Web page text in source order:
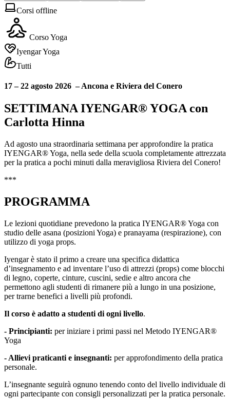
Corsi offline
Corso Yoga
Iyengar Yoga
Tutti
17 – 22 agosto 2026 – Ancona e Riviera del Conero
SETTIMANA IYENGAR® YOGA con
Carlotta Hinna
Ad agosto una straordinaria settimana per approfondire la pratica
IYENGAR® Yoga, nella sede della scuola completamente attrezzata
per la pratica a pochi minuti dalla meravigliosa Riviera del Conero!
***
PROGRAMMA
Le lezioni quotidiane prevedono la pratica IYENGAR® Yoga con
studio delle asana (posizioni Yoga) e pranayama (respirazione), con
utilizzo di yoga props.
Iyengar è stato il primo a creare una specifica didattica
d’insegnamento e ad inventare l’uso di attrezzi (props) come blocchi
di legno, coperte, cinture, cuscini, sedie e altro ancora che
permettono agli studenti di rimanere più a lungo in una posizione,
per trarne benefici a livelli più profondi.
Il corso è adatto a studenti di ogni livello.
- Principianti: per iniziare i primi passi nel Metodo IYENGAR®
Yoga
- Allievi praticanti e insegnanti: per approfondimento della pratica
personale.
L’insegnante seguirà ognuno tenendo conto del livello individuale di
ogni partecipante con consigli personalizzati per la pratica personale.